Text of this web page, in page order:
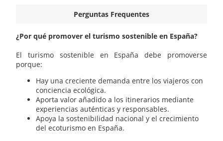
Perguntas Frequentes
¿Por qué promover el turismo sostenible en España?
El turismo sostenible en España debe promoverse
porque:
Hay una creciente demanda entre los viajeros con
conciencia ecológica.
Aporta valor añadido a los itinerarios mediante
experiencias auténticas y responsables.
Apoya la sostenibilidad nacional y el crecimiento
del ecoturismo en España.